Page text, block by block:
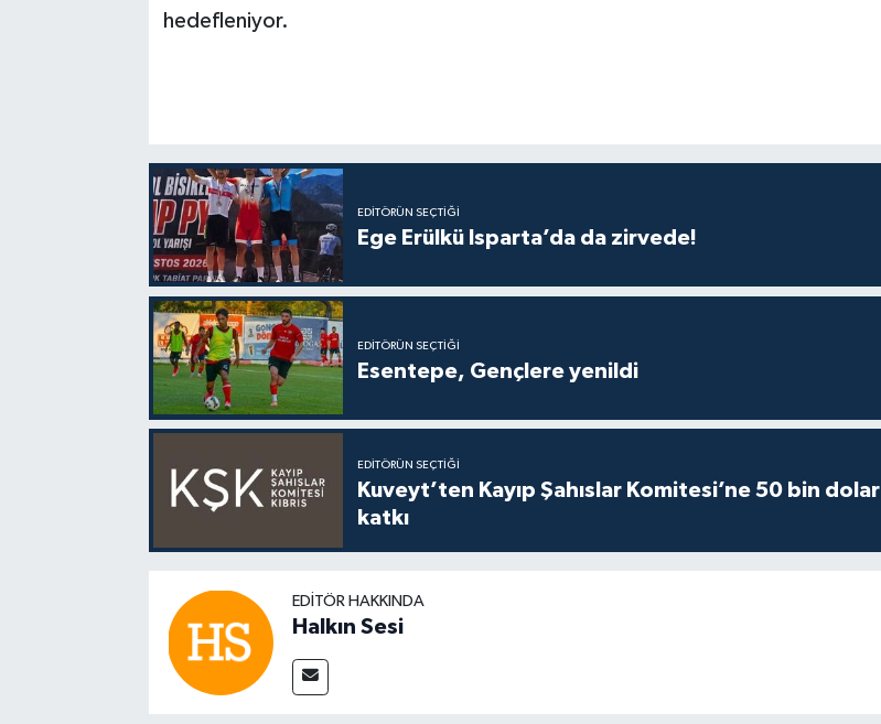
hedefleniyor.
EDITÖRÜN SEÇTIĞI
Ege Erülkü Isparta’da da zirvede!
EDITÖRÜN SEÇTIĞI
Esentepe, Gençlere yenildi
EDITÖRÜN SEÇTIĞI
Kuveyt’ten Kayıp Şahıslar Komitesi’ne 50 bin dolar
katkı
EDITÖR HAKKINDA
Halkın Sesi